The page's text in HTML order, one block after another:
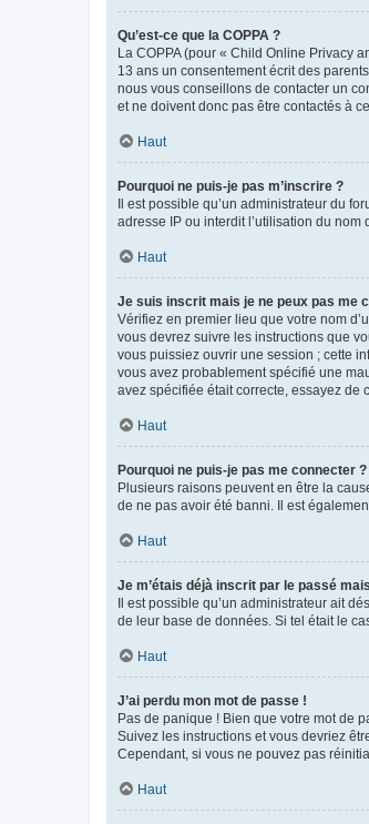
Qu’est-ce que la COPPA ?
La COPPA (pour « Child Online Privacy
13 ans un consentement écrit des
nous vous conseillons de contacter un
et ne doivent donc pas être contactés à
Haut
Pourquoi ne puis-je pas m’inscrire ?
Il est possible qu’un administrateur du
adresse IP ou interdit l’utilisation du nom
Haut
Je suis inscrit mais je ne peux pas me
Vérifiez en premier lieu que votre nom
vous devrez suivre les instructions que
vous puissiez ouvrir une session ; cette
vous avez probablement spécifié une
avez spécifiée était correcte, essayez de
Haut
Pourquoi ne puis-je pas me connecter ?
Plusieurs raisons peuvent en être la
de ne pas avoir été banni. Il est
Haut
Je m’étais déjà inscrit par le passé
Il est possible qu’un administrateur ait
de leur base de données. Si tel était le
Haut
J’ai perdu mon mot de passe !
Pas de panique ! Bien que votre mot de
Suivez les instructions et vous devriez
Cependant, si vous ne pouvez pas
Haut